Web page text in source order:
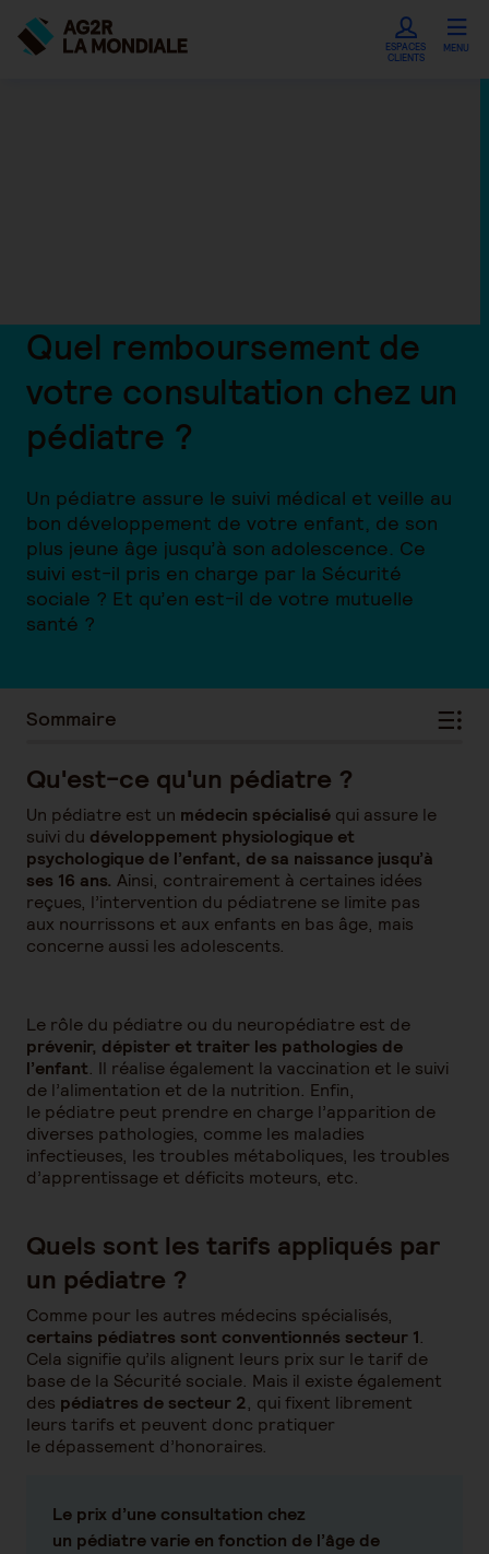
ESPACES
CLIENTS
MENU
Quel remboursement de
votre consultation chez un
pédiatre ?
Un pédiatre assure le suivi médical et veille au
bon développement de votre enfant, de son
plus jeune âge jusqu’à son adolescence. Ce
suivi est-il pris en charge par la Sécurité
sociale ? Et qu’en est-il de votre mutuelle
santé ?
Sommaire
Qu'est-ce qu'un pédiatre ?
Un pédiatre est un médecin spécialisé qui assure le
suivi du développement physiologique et
psychologique de l’enfant, de sa naissance jusqu’à
ses 16 ans. Ainsi, contrairement à certaines idées
reçues, l’intervention du pédiatrene se limite pas
aux nourrissons et aux enfants en bas âge, mais
concerne aussi les adolescents.
Le rôle du pédiatre ou du neuropédiatre est de
prévenir, dépister et traiter les pathologies de
l’enfant. Il réalise également la vaccination et le suivi
de l’alimentation et de la nutrition. Enfin,
le pédiatre peut prendre en charge l’apparition de
diverses pathologies, comme les maladies
infectieuses, les troubles métaboliques, les troubles
d’apprentissage et déficits moteurs, etc.
Quels sont les tarifs appliqués par
un pédiatre ?
Comme pour les autres médecins spécialisés,
certains pédiatres sont conventionnés secteur 1.
Cela signifie qu’ils alignent leurs prix sur le tarif de
base de la Sécurité sociale. Mais il existe également
des pédiatres de secteur 2, qui fixent librement
leurs tarifs et peuvent donc pratiquer
le dépassement d’honoraires.
Le prix d’une consultation chez
un pédiatre varie en fonction de l’âge de